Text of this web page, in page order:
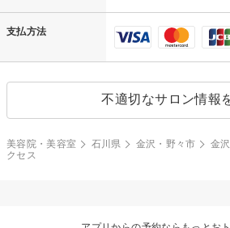
支払方法
不適切なサロン情報
美容院・美容室 石川県 金沢・野々市 金
クセス